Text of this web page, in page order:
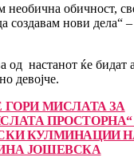
необична обичност,
создавам нови дела“ –
од настанот ќе бидат
девојче.
ГОРИ МИСЛАТА ЗА
ПРОСТОРНА“
КУЛМИНАЦИИ
ЈОШЕВСКА